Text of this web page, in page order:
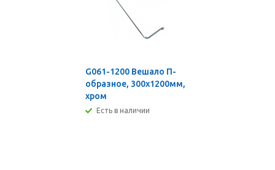
G061-1200 Вешало П-
образное, 300х1200мм,
хром
Есть в наличии